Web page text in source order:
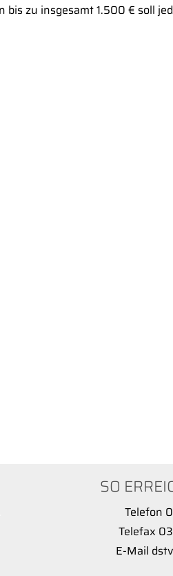
zu insgesamt 1.500 € soll
SO
Telefon
Telefax
E-Mail